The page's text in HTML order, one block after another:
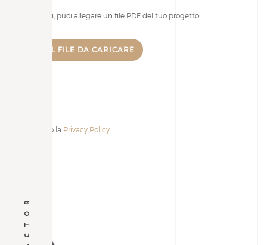
Se lo desideri, puoi allegare un file PDF del tuo progetto:
Accetto la Privacy Policy